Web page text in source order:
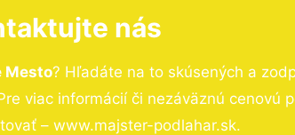
nás
Mesto? Hľadáte na to skúsených a
viac informácií či nezáväznú cenovú
– www.majster-podlahar.sk.